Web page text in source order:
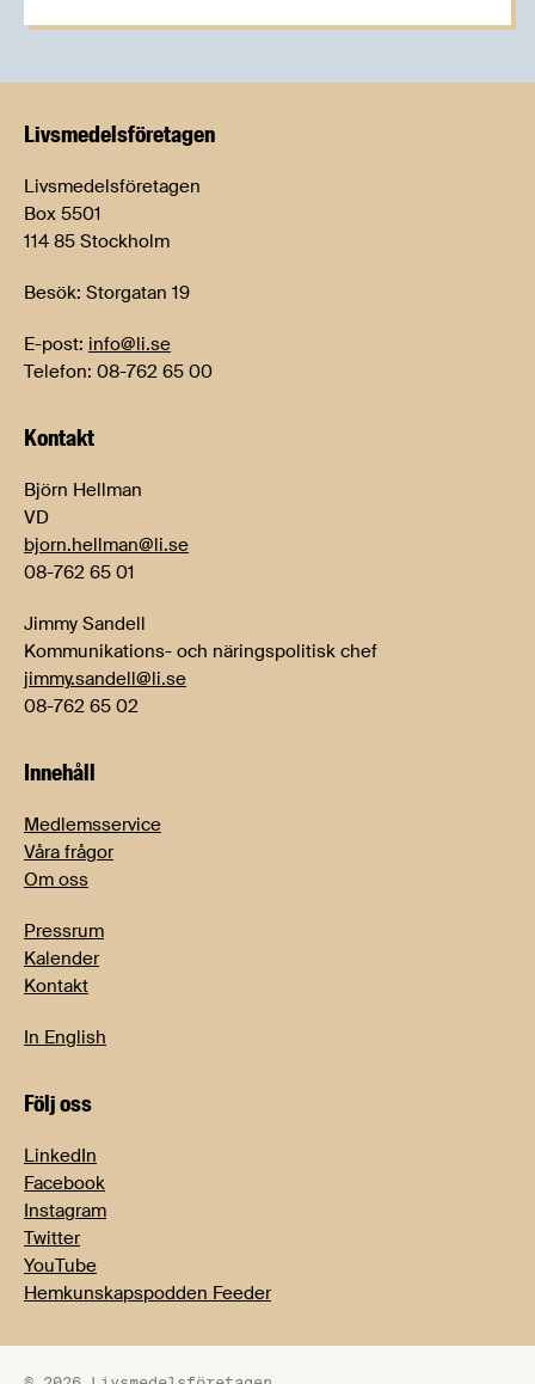
Livsmedels­företagen
Livsmedelsföretagen
Box 5501
114 85 Stockholm
Besök: Storgatan 19
E-post: info@li.se
Telefon: 08-762 65 00
Kontakt
Björn Hellman
VD
bjorn.hellman@li.se
08-762 65 01
Jimmy Sandell
Kommunikations- och näringspolitisk chef
jimmy.sandell@li.se
08-762 65 02
Innehåll
Medlemsservice
Våra frågor
Om oss
Pressrum
Kalender
Kontakt
In English
Följ oss
LinkedIn
Facebook
Instagram
Twitter
YouTube
Hemkunskapspodden Feeder